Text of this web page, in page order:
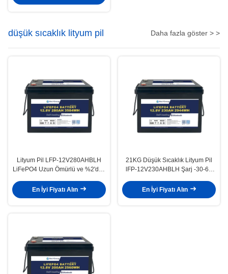
düşük sıcaklık lityum pil Daha fazla göster > >
Lityum Pil LFP-12V280AHBLH
LiFePO4 Uzun Ömürlü ve %2'den
En İyi Fiyatı Alın
21KG Düşük Sıcaklık Lityum Pil
lFP-12V230AHBLH Şarj -30-60
En İyi Fiyatı Alın